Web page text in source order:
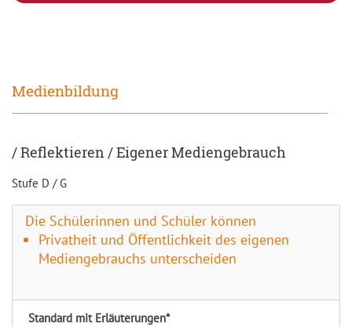
Medienbildung
/ Reflektieren / Eigener Mediengebrauch
Stufe D / G
Die Schülerinnen und Schüler können
Privatheit und Öffentlichkeit des eigenen
Mediengebrauchs unterscheiden
Standard mit Erläuterungen*